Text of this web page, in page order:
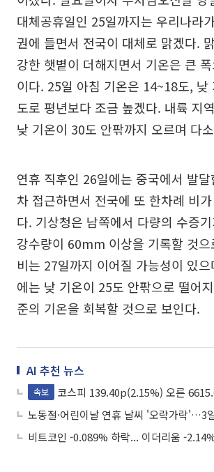
대체공휴일인 25일까지는 우리나라
권에 들면서 전국이 대체로 맑겠다.
강한 햇볕이 더해지면서 기온은 큰
이다. 25일 아침 기온은 14~18도, 낮
도로 평년보다 조금 높겠다. 내륙 지
낮 기온이 30도 안팎까지 오르며 다
연휴 직후인 26일에는 중국에서 발
차 접근하면서 전국에 또 한차례 비
다. 기상청은 남쪽에서 다량의 수증
강수량이 60mm 이상을 기록할 것으
비는 27일까지 이어질 가능성이 있
에는 낮 기온이 25도 안팎으로 떨어
준의 기온을 회복할 것으로 보인다.
AI 추천 뉴스
속보
코스피 139.40p(2.15%) 오른